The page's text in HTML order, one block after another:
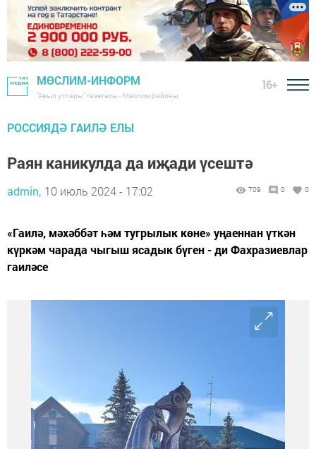
МӨСЛИМ-ИНФОРМ
"Авыл утлары" газетасы - Мөслим районы
16+
РОССИЯДӘ ГАИЛӘ ЕЛЫ
Раян каникулда да иҗади үсештә
admin, 10 июль 2024 - 17:02 709 0 0
«Гаилә, мәхәббәт һәм тугрылык көне» уңаеннан үткән
күркәм чарада чыгыш ясадык бүген - ди Фахразиевлар
гаиләсе